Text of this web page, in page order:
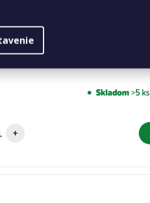
Fern – Přírodní keřová rostlina M
Skladom>5 ks